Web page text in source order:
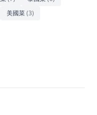
美國菜(3)